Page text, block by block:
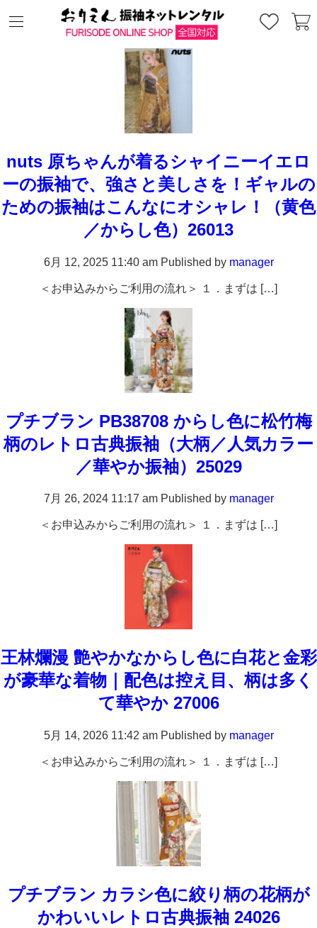
Archives
nuts 原ちゃんが着るシャイニーイエロ
ーの振袖で、強さと美しさを！ギャルの
ための振袖はこんなにオシャレ！（黄色
／からし色）26013
6月 12, 2025 11:40 am Published by manager
＜お申込みからご利用の流れ＞ １．まずは […]
プチブラン PB38708 からし色に松竹梅
柄のレトロ古典振袖（大柄／人気カラー
／華やか振袖）25029
7月 26, 2024 11:17 am Published by manager
＜お申込みからご利用の流れ＞ １．まずは […]
王林爛漫 艶やかなからし色に白花と金彩
が豪華な着物｜配色は控え目、柄は多く
て華やか 27006
5月 14, 2026 11:42 am Published by manager
＜お申込みからご利用の流れ＞ １．まずは […]
プチブラン カラシ色に絞り柄の花柄が
かわいいレトロ古典振袖 24026